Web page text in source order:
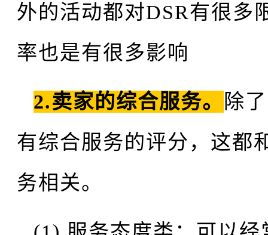
外的活动都对DSR有很多
率也是有很多影响
2.卖家的综合服务。
除
有综合服务的评分，这都
务相关。